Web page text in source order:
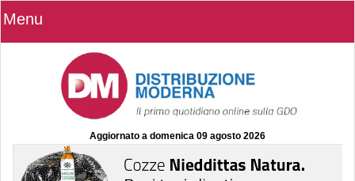
Menu
Aggiornato a domenica 09 agosto 2026